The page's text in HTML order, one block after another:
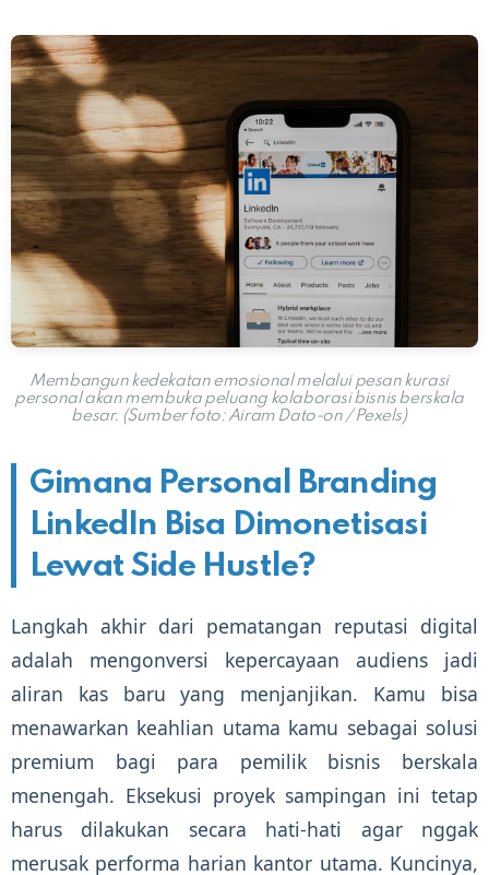
Membangun kedekatan emosional melalui pesan kurasi
personal akan membuka peluang kolaborasi bisnis berskala
besar. (Sumber foto: Airam Dato-on / Pexels)
Gimana Personal Branding
LinkedIn Bisa Dimonetisasi
Lewat Side Hustle?
Langkah akhir dari pematangan reputasi digital
adalah mengonversi kepercayaan audiens jadi
aliran kas baru yang menjanjikan. Kamu bisa
menawarkan keahlian utama kamu sebagai solusi
premium bagi para pemilik bisnis berskala
menengah. Eksekusi proyek sampingan ini tetap
harus dilakukan secara hati-hati agar nggak
merusak performa harian kantor utama. Kuncinya,